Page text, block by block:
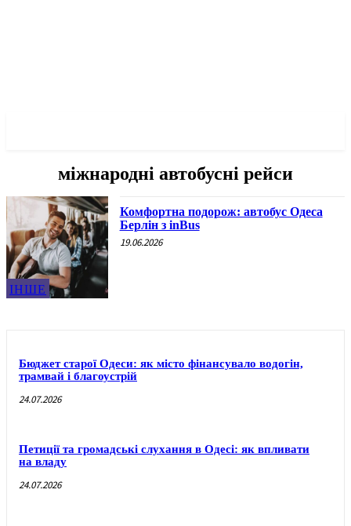
міжнародні автобусні рейси
ІНШЕ
Комфортна подорож: автобус Одеса
Берлін з inBus
19.06.2026
Бюджет старої Одеси: як місто фінансувало водогін,
трамвай і благоустрій
24.07.2026
Петиції та громадські слухання в Одесі: як впливати
на владу
24.07.2026